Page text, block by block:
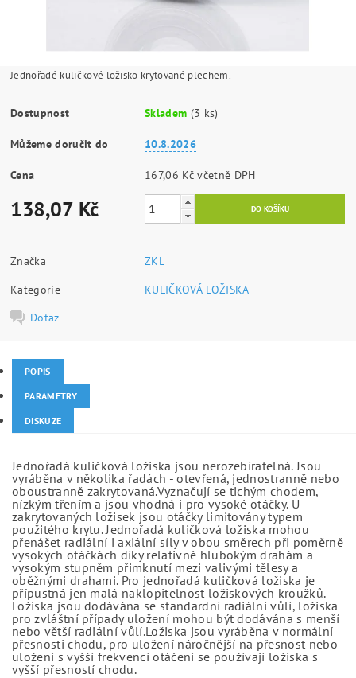
Jednořadé kuličkové ložisko krytované plechem.
Dostupnost Skladem (3 ks)
Můžeme doručit do 10.8.2026
Cena 167,06 Kč včetně DPH
138,07 Kč
Značka
ZKL
Kategorie
KULIČKOVÁ LOŽISKA
Dotaz
POPIS
PARAMETRY
DISKUZE
Jednořadá kuličková ložiska jsou nerozebíratelná. Jsou
vyráběna v několika řadách - otevřená, jednostranně nebo
oboustranně zakrytovaná.Vyznačují se tichým chodem,
nízkým třením a jsou vhodná i pro vysoké otáčky. U
zakrytovaných ložisek jsou otáčky limitovány typem
použitého krytu. Jednořadá kuličková ložiska mohou
přenášet radiální i axiální síly v obou směrech při poměrně
vysokých otáčkách díky relativně hlubokým drahám a
vysokým stupněm přimknutí mezi valivými tělesy a
oběžnými drahami. Pro jednořadá kuličková ložiska je
přípustná jen malá naklopitelnost ložiskových kroužků.
Ložiska jsou dodávána se standardní radiální vůlí, ložiska
pro zvláštní případy uložení mohou být dodávána s menší
nebo větší radiální vůlí.Ložiska jsou vyráběna v normální
přesnosti chodu, pro uložení náročnější na přesnost nebo
uložení s vyšší frekvencí otáčení se používají ložiska s
vyšší přesností chodu.